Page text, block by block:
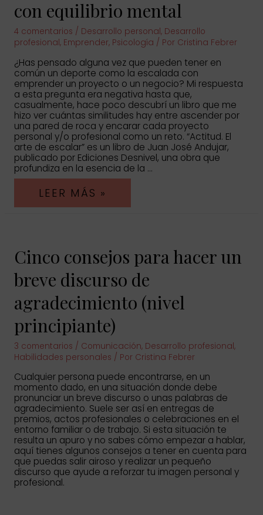
con equilibrio mental
4 comentarios / Desarrollo personal, Desarrollo
profesional, Emprender, Psicología / Por Cristina Febrer
¿Has pensado alguna vez que pueden tener en
común un deporte como la escalada con
emprender un proyecto o un negocio? Mi respuesta
a esta pregunta era negativa hasta que,
casualmente, hace poco descubrí un libro que me
hizo ver cuántas similitudes hay entre ascender por
una pared de roca y encarar cada proyecto
personal y/o profesional como un reto. “Actitud. El
arte de escalar” es un libro de Juan José Andujar,
publicado por Ediciones Desnivel, una obra que
profundiza en la esencia de la …
5
MENTAL
LEER MÁS »
Cinco consejos para hacer un
breve discurso de
agradecimiento (nivel
principiante)
3 comentarios / Comunicación, Desarrollo profesional,
Habilidades personales / Por Cristina Febrer
Cualquier persona puede encontrarse, en un
momento dado, en una situación donde debe
pronunciar un breve discurso o unas palabras de
agradecimiento. Suele ser así en entregas de
premios, actos profesionales o celebraciones en el
entorno familiar o de trabajo. Si esta situación te
resulta un apuro y no sabes cómo empezar a hablar,
aquí tienes algunos consejos a tener en cuenta para
que puedas salir airoso y realizar un pequeño
discurso que ayude a reforzar tu imagen personal y
profesional.